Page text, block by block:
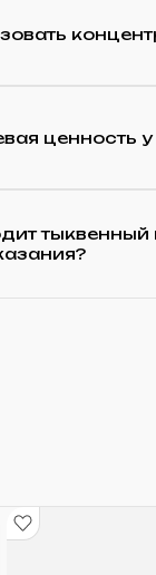
ценность
тыквенный